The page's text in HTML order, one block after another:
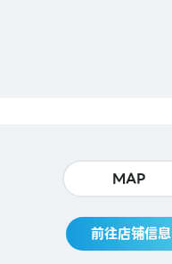
MAP
前往店铺信息